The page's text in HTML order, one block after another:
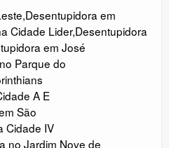
,Desentupidora em
Cidade Lider,Desentupidora
em José
Parque do
A E
São
Cidade IV
no Jardim Nove de